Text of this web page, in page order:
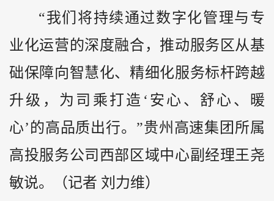
“我们将持续通过数字化管理与专
业化运营的深度融合，推动服务区从基
础保障向智慧化、精细化服务标杆跨越
升级，为司乘打造‘安心、舒心、暖
心’的高品质出行。”贵州高速集团所属
高投服务公司西部区域中心副经理王尧
敏说。（记者 刘力维）